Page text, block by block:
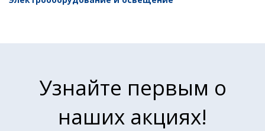
Узнайте первым о
наших акциях!